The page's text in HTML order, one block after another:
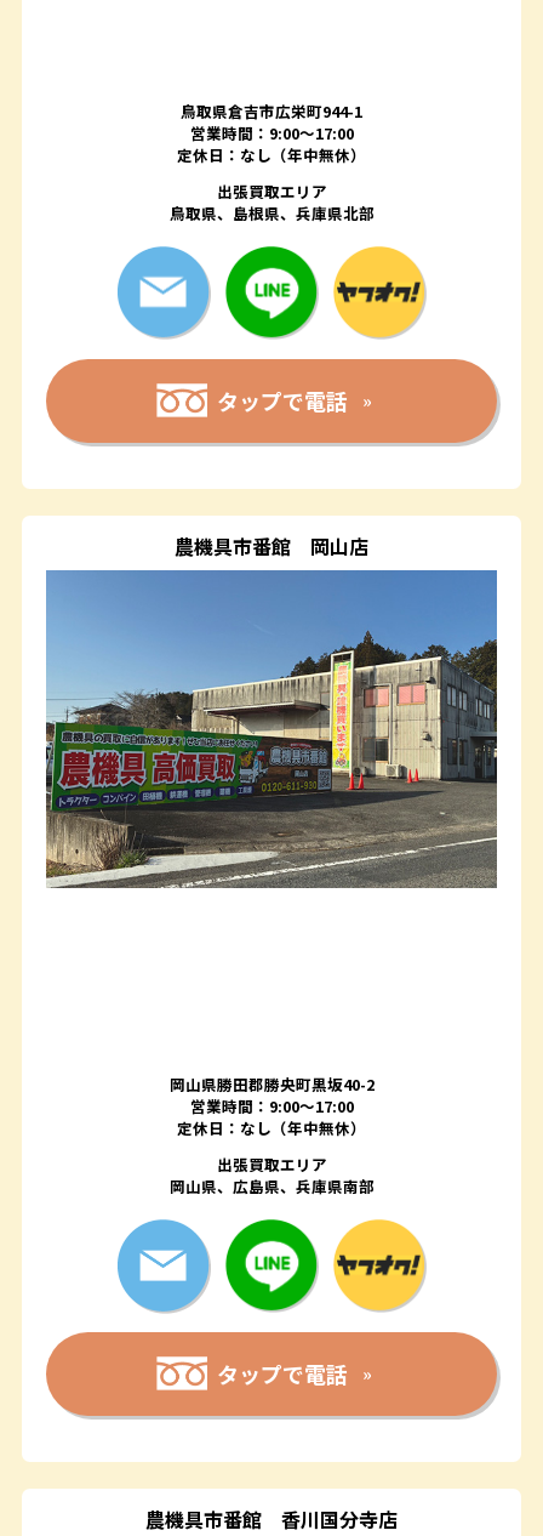
鳥取県倉吉市広栄町944-1
営業時間：9:00～17:00
定休日：なし（年中無休）
出張買取エリア
鳥取県、島根県、兵庫県北部
タップで電話
農機具市番館 岡山店
岡山県勝田郡勝央町黒坂40-2
営業時間：9:00～17:00
定休日：なし（年中無休）
出張買取エリア
岡山県、広島県、兵庫県南部
タップで電話
農機具市番館 香川国分寺店